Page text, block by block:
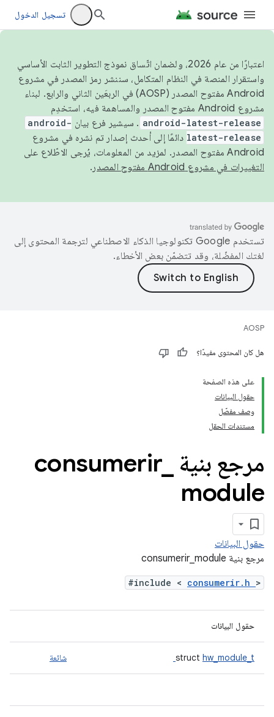
تسجيل الدخول
اعتبارًا من عام 2026، ولضمان اتّساق نموذج التطوير الثابت الأساسي
واستقرار المنصة في النظام المتكامل، سننشر رمز المصدر في مشروع
Android مفتوح المصدر (AOSP) في الربعَين الثاني والرابع. لبناء
مشروع Android مفتوح المصدر والمساهمة فيه، استخدِم
android-latest-release . سيشير فرع بيان android-
latest-release دائمًا إلى أحدث إصدار تم نشره في مشروع
Android مفتوح المصدر. لمزيد من المعلومات، يُرجى الاطّلاع على
التغييرات في مشروع Android مفتوح المصدر
.
تستخدم Google تكنولوجيا الذكاء الاصطناعي لترجمة المحتوى إلى
لغتك المفضّلة، وقد تتضمّن بعض الأخطاء.
AOSP
هل كان المحتوى مفيدًا؟
على هذه الصفحة
حقول البيانات
وصف مفصّل
مستندات الحقل
مرجع بنية consumerir _
module
حقول البيانات
مرجع بنية consumerir_module
#include < consumerir.h >
حقول البيانات
struct hw_module_t شائعة